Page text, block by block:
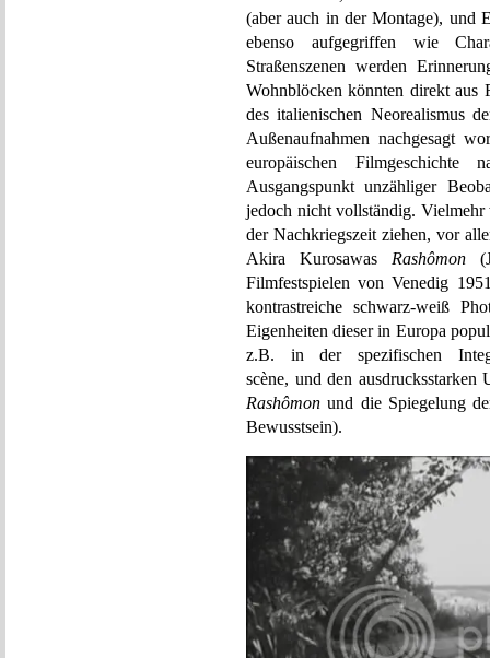
(aber auch in der Montage), und
ebenso aufgegriffen wie
Straßenszenen werden
Wohnblöcken könnten direkt aus
des italienischen Neorealismus
Außenaufnahmen nachgesagt
europäischen
Ausgangspunkt unzähliger
jedoch nicht vollständig.
der Nachkriegszeit ziehen, vor
Akira Kurosawas Rashômon
Filmfestspielen von Venedig
kontrastreiche schwarz-weiß
Eigenheiten dieser in Europa
z.B. in der spezifischen
scène, und den
Rashômon und die Spiegelung
Bewusstsein).